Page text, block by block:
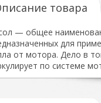
товара
— общее
для
от мотора. Дело в
по системе